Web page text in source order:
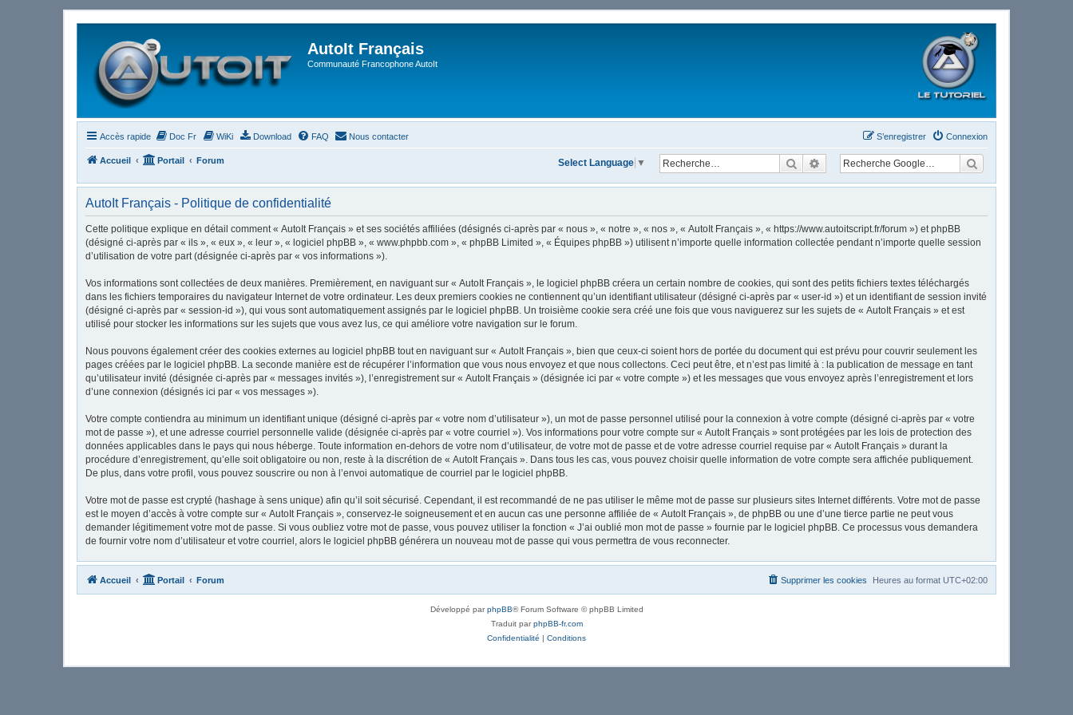
AutoIt Français
Communauté Francophone AutoIt
Accès rapide Doc Fr WiKi Download FAQ Nous contacter Connexion
S’enregistrer
Accueil Portail Forum RechercherRecherche avancée
Select Language ▼
AutoIt Français - Politique de confidentialité
Cette politique explique en détail comment « AutoIt Français » et ses sociétés affiliées (désignés ci-après par « nous », « notre », « nos », « AutoIt Français », « https://www.autoitscript.fr/forum ») et phpBB
(désigné ci-après par « ils », « eux », « leur », « logiciel phpBB », « www.phpbb.com », « phpBB Limited », « Équipes phpBB ») utilisent n’importe quelle information collectée pendant n’importe quelle session
d’utilisation de votre part (désignée ci-après par « vos informations »).
Vos informations sont collectées de deux manières. Premièrement, en naviguant sur « AutoIt Français », le logiciel phpBB créera un certain nombre de cookies, qui sont des petits fichiers textes téléchargés
dans les fichiers temporaires du navigateur Internet de votre ordinateur. Les deux premiers cookies ne contiennent qu’un identifiant utilisateur (désigné ci-après par « user-id ») et un identifiant de session invité
(désigné ci-après par « session-id »), qui vous sont automatiquement assignés par le logiciel phpBB. Un troisième cookie sera créé une fois que vous naviguerez sur les sujets de « AutoIt Français » et est
utilisé pour stocker les informations sur les sujets que vous avez lus, ce qui améliore votre navigation sur le forum.
Nous pouvons également créer des cookies externes au logiciel phpBB tout en naviguant sur « AutoIt Français », bien que ceux-ci soient hors de portée du document qui est prévu pour couvrir seulement les
pages créées par le logiciel phpBB. La seconde manière est de récupérer l’information que vous nous envoyez et que nous collectons. Ceci peut être, et n’est pas limité à : la publication de message en tant
qu’utilisateur invité (désignée ci-après par « messages invités »), l’enregistrement sur « AutoIt Français » (désignée ici par « votre compte ») et les messages que vous envoyez après l’enregistrement et lors
d’une connexion (désignés ici par « vos messages »).
Votre compte contiendra au minimum un identifiant unique (désigné ci-après par « votre nom d’utilisateur »), un mot de passe personnel utilisé pour la connexion à votre compte (désigné ci-après par « votre
mot de passe »), et une adresse courriel personnelle valide (désignée ci-après par « votre courriel »). Vos informations pour votre compte sur « AutoIt Français » sont protégées par les lois de protection des
données applicables dans le pays qui nous héberge. Toute information en-dehors de votre nom d’utilisateur, de votre mot de passe et de votre adresse courriel requise par « AutoIt Français » durant la
procédure d’enregistrement, qu’elle soit obligatoire ou non, reste à la discrétion de « AutoIt Français ». Dans tous les cas, vous pouvez choisir quelle information de votre compte sera affichée publiquement.
De plus, dans votre profil, vous pouvez souscrire ou non à l’envoi automatique de courriel par le logiciel phpBB.
Votre mot de passe est crypté (hashage à sens unique) afin qu’il soit sécurisé. Cependant, il est recommandé de ne pas utiliser le même mot de passe sur plusieurs sites Internet différents. Votre mot de passe
est le moyen d’accès à votre compte sur « AutoIt Français », conservez-le soigneusement et en aucun cas une personne affiliée de « AutoIt Français », de phpBB ou une d’une tierce partie ne peut vous
demander légitimement votre mot de passe. Si vous oubliez votre mot de passe, vous pouvez utiliser la fonction « J’ai oublié mon mot de passe » fournie par le logiciel phpBB. Ce processus vous demandera
de fournir votre nom d’utilisateur et votre courriel, alors le logiciel phpBB générera un nouveau mot de passe qui vous permettra de vous reconnecter.
Accueil Portail Forum Heures au format UTC+02:00
Supprimer les cookies
Développé parphpBB® Forum Software © phpBB Limited
Traduit parphpBB-fr.com
Confidentialité | Conditions